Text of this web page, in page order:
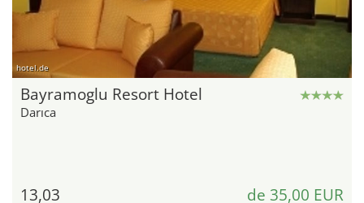
hotel.de
Bayramoglu Resort Hotel
Darıca
13,03 de 35,00 EUR